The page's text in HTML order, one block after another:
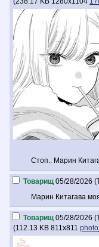
Стоп.. Марин
Товарищ 05/28/2026
Марин Китагава
Товарищ 05/28/2026
(112.13 KB 811x811